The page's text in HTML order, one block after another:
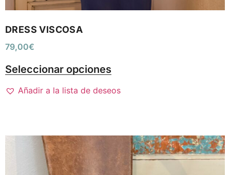
DRESS VISCOSA
79,00€
Seleccionar opciones
Añadir a la lista de deseos